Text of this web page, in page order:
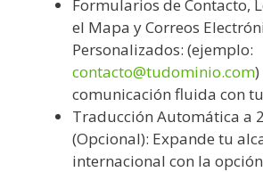
Formularios de Contacto,
el Mapa y Correos
Personalizados: (ejemplo:
contacto@tudominio.com
comunicación fluida con
Traducción Automática a
(Opcional): Expande tu
internacional con la